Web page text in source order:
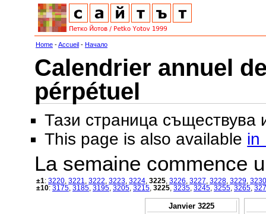
Home -Accueil - Начало
Calendrier annuel
pérpétuel
Тази страница съществува
This page is also available in
La semaine commence
±1: 3220 3221 3222 3223 3224 3225 3226 3227 3228 3229 3230
±10: 3175 3185 3195 3205 3215 3225 3235 3245 3255 3265
Janvier 3225